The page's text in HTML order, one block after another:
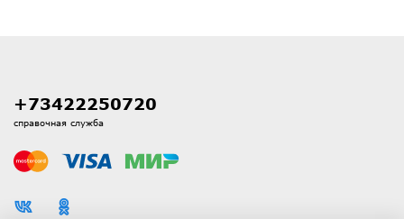
+73422250720
справочная служба